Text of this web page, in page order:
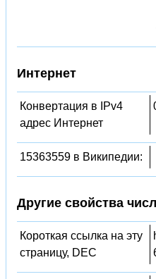
Интернет
Конвертация в IPv4
адрес Интернет
15363559 в Википедии:
Другие свойства
Короткая ссылка на эту
страницу, DEC